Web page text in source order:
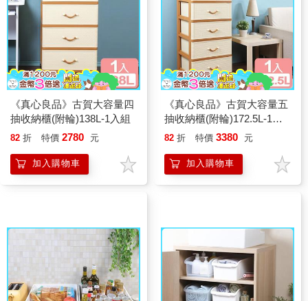
《真心良品》古賀大容量四
抽收納櫃(附輪)138L-1入組
82 折 特價 2780 元
加入購物車
《真心良品》古賀大容量五
抽收納櫃(附輪)172.5L-1入
組
82 折 特價 3380 元
加入購物車